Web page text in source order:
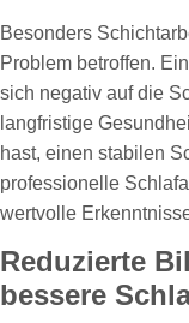
Besonders
Problem betroffen.
sich negativ auf die
langfristige
hast, einen stabilen
professionelle
wertvolle
Reduzierte
bessere